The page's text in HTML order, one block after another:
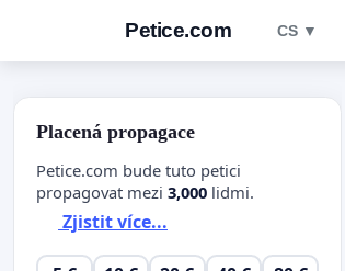
Petice.com CS ▼
Placená propagace
Petice.com bude tuto petici
propagovat mezi 3,000 lidmi.
Zjistit více...